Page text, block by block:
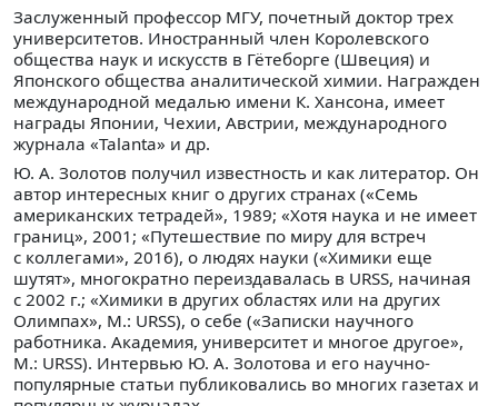
Заслуженный профессор МГУ, почетный доктор трех
университетов. Иностранный член Королевского
общества наук и искусств в Гётеборге (Швеция) и
Японского общества аналитической химии. Награжден
международной медалью имени К. Хансона, имеет
награды Японии, Чехии, Австрии, международного
журнала «Talanta» и др.
Ю. А. Золотов получил известность и как литератор. Он
автор интересных книг о других странах («Семь
американских тетрадей», 1989; «Хотя наука и не имеет
границ», 2001; «Путешествие по миру для встреч
с коллегами», 2016), о людях науки («Химики еще
шутят», многократно переиздавалась в URSS, начиная
с 2002 г.; «Химики в других областях или на других
Олимпах», М.: URSS), о себе («Записки научного
работника. Академия, университет и многое другое»,
М.: URSS). Интервью Ю. А. Золотова и его научно-
популярные статьи публиковались во многих газетах и